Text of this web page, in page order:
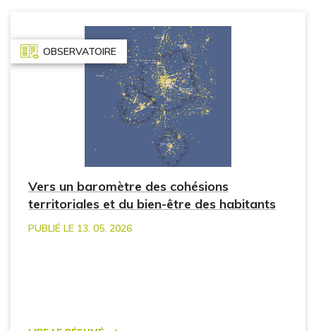
OBSERVATOIRE
Vers un baromètre des cohésions
territoriales et du bien-être des habitants
PUBLIÉ LE 13. 05. 2026